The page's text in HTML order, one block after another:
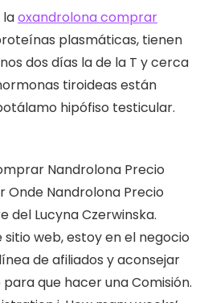
laoxandrolona comprar
plasmáticas, tienen
dos días la de la T y cerca
tiroideas están
hipófiso testicular.
Nandrolona Precio
Onde Nandrolona Precio
del Lucyna Czerwinska.
web, estoy en el negocio
de afiliados y aconsejar
que hacer una Comisión.